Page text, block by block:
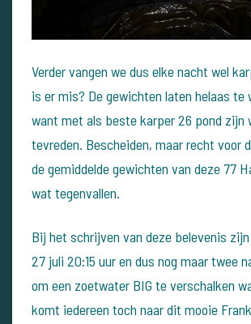
Verder vangen we dus elke nacht wel
is er mis? De gewichten laten helaas te
want met als beste karper 26 pond zijn
tevreden. Bescheiden, maar recht voor
de gemiddelde gewichten van deze 77
wat tegenvallen.
Bij het schrijven van deze belevenis zijn
27 juli 20:15 uur en dus nog maar twee
om een zoetwater BIG te verschalken
komt iedereen toch naar dit mooie